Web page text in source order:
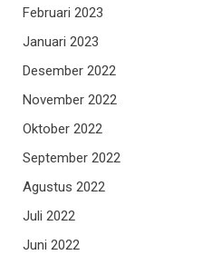
Februari 2023
Januari 2023
Desember 2022
November 2022
Oktober 2022
September 2022
Agustus 2022
Juli 2022
Juni 2022